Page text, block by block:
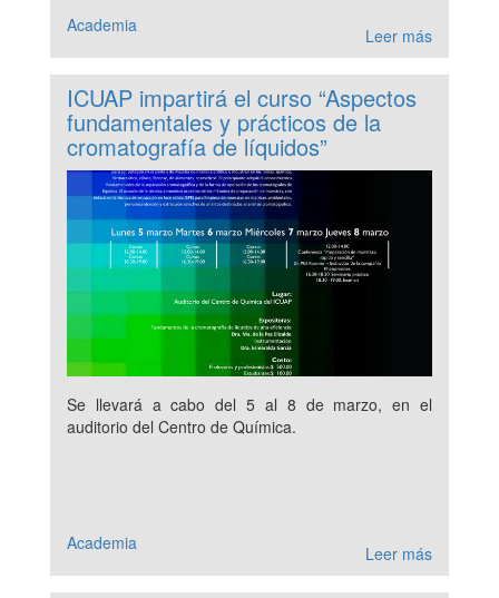
Academia Leer más
ICUAP impartirá el curso “Aspectos
fundamentales y prácticos de la
cromatografía de líquidos”
Se llevará a cabo del 5 al 8 de marzo, en el
auditorio del Centro de Química.
Academia Leer más